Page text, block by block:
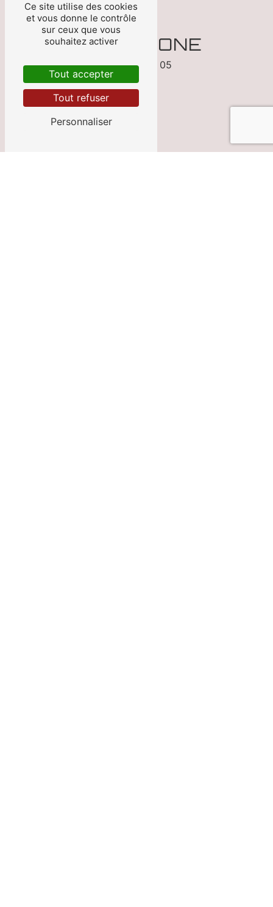
TÉLÉPHONE
05 53 70 13 05
Ce site utilise des cookies
et vous donne le contrôle
sur ceux que vous
souhaitez activer
Tout accepter
Tout refuser
Personnaliser